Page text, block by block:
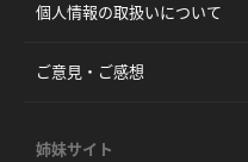
個人情報の取扱いについて
ご意見・ご感想
姉妹サイト